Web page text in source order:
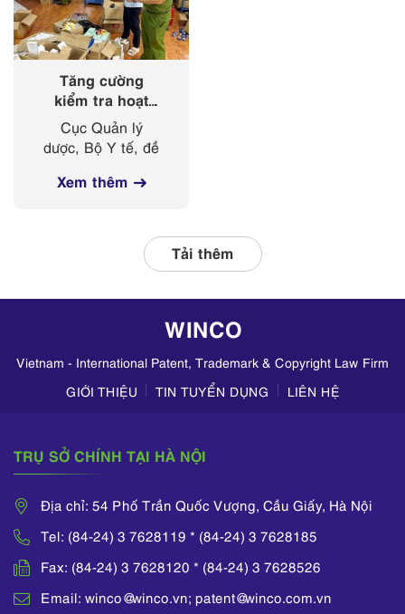
giảm thiểu rủi...
Tăng cường
kiểm tra hoạt
động kinh doanh
mỹ phẩm trên
các nền tảng
mạng xã hội
Cục Quản lý
dược, Bộ Y tế, đề
tỉnh, thành phố
liên quan, tập
trung kiểm tra
Xem thêm
Tải thêm
WINCO
Vietnam - International Patent, Trademark & Copyright Law Firm
GIỚI THIỆU
TIN TUYỂN DỤNG LIÊN HỆ
TRỤ SỞ CHÍNH TẠI HÀ NỘI
Địa chỉ: 54 Phố Trần Quốc Vượng, Cầu Giấy, Hà Nội
Tel: (84-24) 3 7628119 * (84-24) 3 7628185
Fax: (84-24) 3 7628120 * (84-24) 3 7628526
Email: winco@winco.vn; patent@winco.com.vn